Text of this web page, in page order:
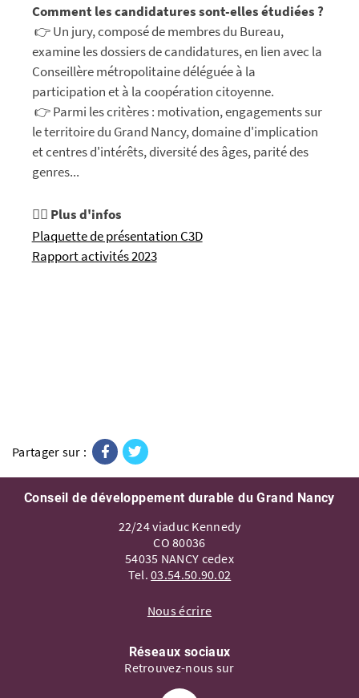
Comment les candidatures sont-elles étudiées ?
👉 Un jury, composé de membres du Bureau,
examine les dossiers de candidatures, en lien avec la
Conseillère métropolitaine déléguée à la
participation et à la coopération citoyenne.
👉 Parmi les critères : motivation, engagements sur
le territoire du Grand Nancy, domaine d'implication
et centres d'intérêts, diversité des âges, parité des
genres...
💁‍♀️ Plus d'infos
Plaquette de présentation C3D
Rapport activités 2023
Partager sur : Facebook
Conseil de développement durable du Grand Nancy
22/24 viaduc Kennedy
CO 80036
54035 NANCY cedex
Tel.03.54.50.90.02
Nous écrire
Réseaux sociaux
Retrouvez-nous sur
Suivez-nous sur Facebook